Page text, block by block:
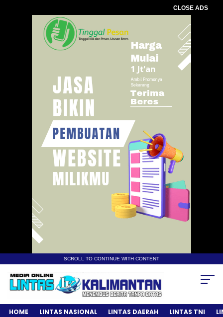
CLOSE ADS
SCROLL TO CONTINUE WITH CONTENT
HOME LINTAS NASIONAL LINTAS DAERAH LINTAS TNI